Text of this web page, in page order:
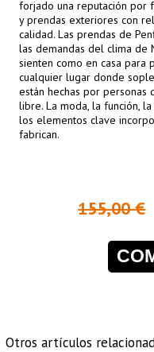
forjado una reputación por
y prendas exteriores con
calidad. Las prendas de
las demandas del clima de
sienten como en casa
cualquier lugar donde
están hechas por personas
libre. La moda, la función,
los elementos clave
fabrican.
155,00 €
Otros artículos